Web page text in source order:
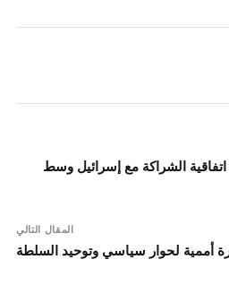
اتفاقية الشراكة مع إسرائيل وسط
المقال التالي
أممية لحوار سياسي وتوحيد السلطة